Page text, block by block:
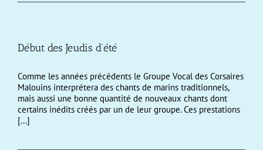
Début des Jeudis d’été
Comme les années précédents le Groupe Vocal des Corsaires
Malouins interprétera des chants de marins traditionnels,
mais aussi une bonne quantité de nouveaux chants dont
certains inédits créés par un de leur groupe. Ces prestations
[...]